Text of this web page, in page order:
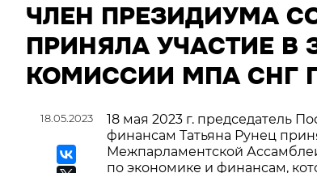
ЧЛЕН ПРЕЗИДИУМА
ПРИНЯЛА УЧАСТИЕ В
КОМИССИИ МПА СНГ
18.05.2023
18 мая 2023 г. председатель
финансам Татьяна Рунец
Межпарламентской
по экономике и финансам,